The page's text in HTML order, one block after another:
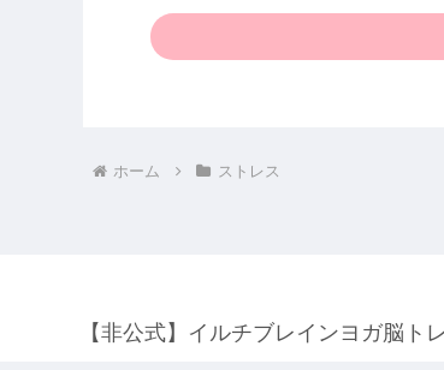
ホーム ストレス
【非公式】イルチブレインヨガ脳ト